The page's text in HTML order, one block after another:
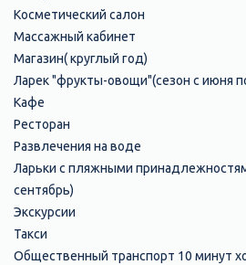
Косметический салон
Массажный кабинет
Магазин( круглый год)
Ларек "фрукты-овощи"(сезон с июня
Кафе
Ресторан
Развлечения на воде
Ларьки с пляжными
сентябрь)
Экскурсии
Такси
Общественный транспорт 10 минут